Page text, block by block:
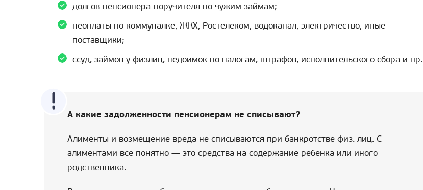
долгов пенсионера-поручителя по чужим займам;
неоплаты по коммуналке, ЖКХ, Ростелеком, водоканал, электричество, иные
поставщики;
ссуд, займов у физлиц, недоимок по налогам, штрафов, исполнительского сбора и пр.
А какие задолженности пенсионерам не списывают?
Алименты и возмещение вреда не списываются при банкротстве физ. лиц. С
алиментами все понятно — это средства на содержание ребенка или иного
родственника.